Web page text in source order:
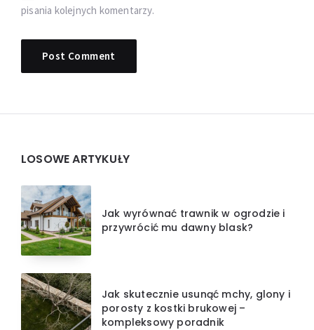
pisania kolejnych komentarzy.
Widgets
LOSOWE ARTYKUŁY
Jak wyrównać trawnik w ogrodzie i
przywrócić mu dawny blask?
Jak skutecznie usunąć mchy, glony i
porosty z kostki brukowej –
kompleksowy poradnik